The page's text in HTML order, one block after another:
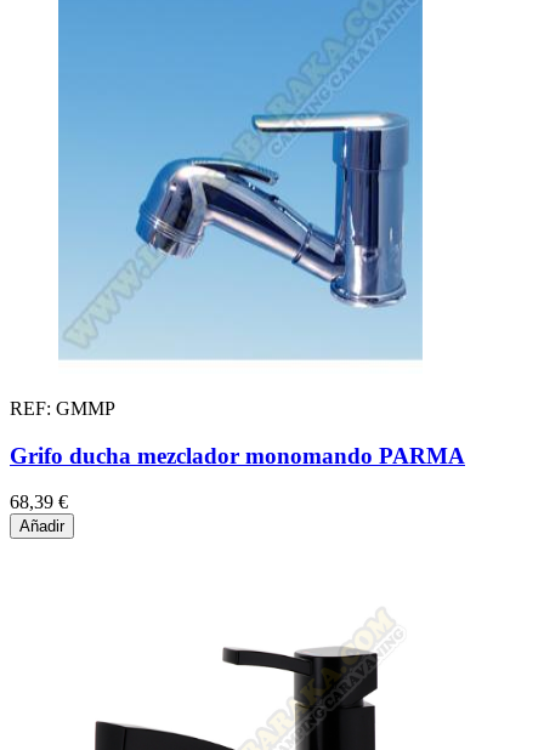
REF: GMMP
Grifo ducha mezclador monomando PARMA
68,39 €
Añadir